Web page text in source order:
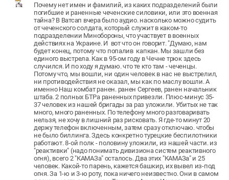
Почему нет имен и фамилий, из каких подразделений были
погибшие и раненные чеченские силовики, или это военная
тайна? В Ватсап вчера было аудио. насколько можно судить
от чеченского солдата, который служит в каком-то
подразделении Минобороны, что участвует в военных
действиях на Украине. И вот что он говорит. "Думаю, нам
будет конец, потому что попалив капкан. Мы зашли без
единого выстрела. Как в 95-ом году в Чечне трюк здесь
случился. И по ходу я думаю. что те кто там - чеченцы.
Потому что, мы вошли, ни один человек в нас не выстрелил,
ни противодействия не оказал, мы как по маслу вошли. А
именно Наш комбат ранен. ранен Сергеев, ранен начальник
штаба. 2 полных БТРа раненных привезли. Плюс-минус 35-
37 человек из нашей бригады за раз уложили. Убитых не так
много, много раненных. По телефону много разговаривать
нельзя, не хочу в лишний раз рисковать. Я где-то минут 20
держу телефон включенным, затем сразу отключаю. чтобы
не было биллинга. Здесь конкретно турецкие беспилотники
работают. 8-ой полк - половину уложили, из нашей части. из
"реактивки" (надо понимать дивизиона систем реактивного
огня), всего 2 "КАМАЗа" осталось. Два этих "КАМАЗа" и 25
человек. Какой-то парень, кажется башкир, их вывел из-под
огня. За 1-ю и 3-ю роту, пока ничего неизвестно. Они в самом